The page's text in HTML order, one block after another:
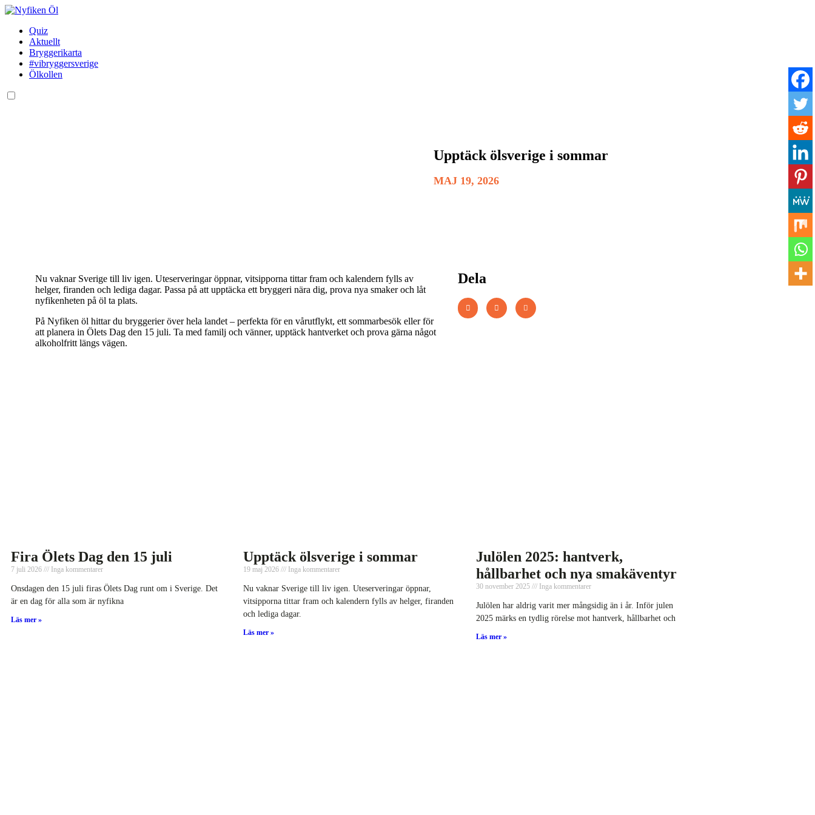
Quiz
Aktuellt
Bryggerikarta
#vibryggersverige
Ölkollen
Upptäck ölsverige i sommar
MAJ 19, 2026
Nu vaknar Sverige till liv igen. Uteserveringar öppnar, vitsipporna tittar fram och kalendern fylls av
helger, firanden och lediga dagar. Passa på att upptäcka ett bryggeri nära dig, prova nya smaker och låt
nyfikenheten på öl ta plats.
På Nyfiken öl hittar du bryggerier över hela landet – perfekta för en vårutflykt, ett sommarbesök eller för
att planera in Ölets Dag den 15 juli. Ta med familj och vänner, upptäck hantverket och prova gärna något
alkoholfritt längs vägen.
Dela
Fira Ölets Dag den 15 juli
7 juli 2026 Inga kommentarer
Onsdagen den 15 juli firas Ölets Dag runt om i Sverige. Det
är en dag för alla som är nyfikna
Läs mer »
Upptäck ölsverige i sommar
19 maj 2026 Inga kommentarer
Nu vaknar Sverige till liv igen. Uteserveringar öppnar,
vitsipporna tittar fram och kalendern fylls av helger, firanden
och lediga dagar.
Läs mer »
Julölen 2025: hantverk,
hållbarhet och nya smakäventyr
30 november 2025 Inga kommentarer
Julölen har aldrig varit mer mångsidig än i år. Inför julen
2025 märks en tydlig rörelse mot hantverk, hållbarhet och
Läs mer »